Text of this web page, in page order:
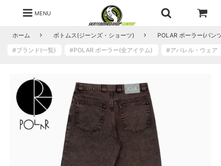
MENU
ホーム ボトムス(ジーンズ・ショーツ)
POLAR ポーラー(パン
#ブランド(一覧)
#POLAR ポーラー(全アイテム) #アパレル・ウェ
3
2
在
庫